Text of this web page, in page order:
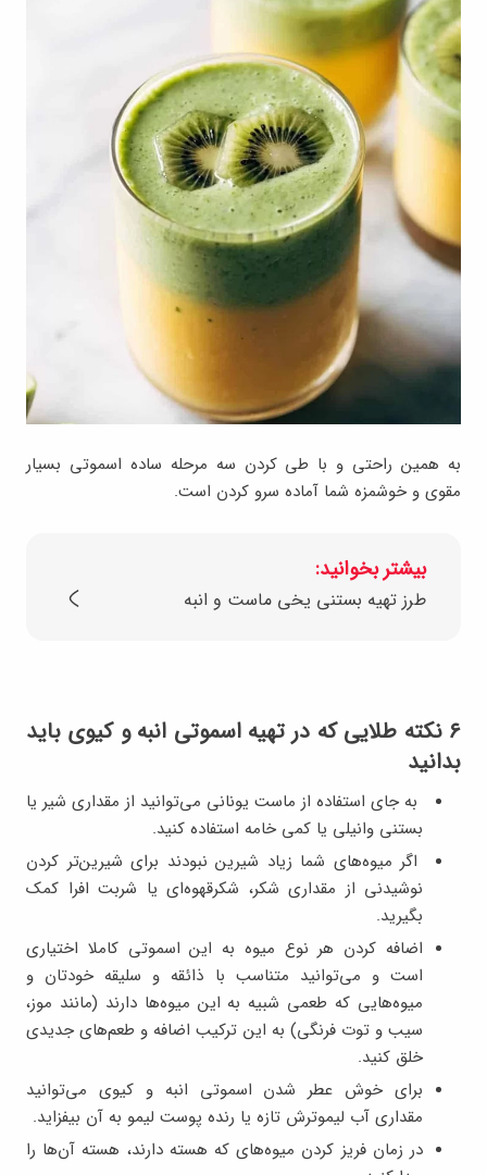
به همین راحتی و با طی کردن سه مرحله ساده اسموتی بسیار
مقوی و خوشمزه شما آماده سرو کردن است.
بیشتر بخوانید:
طرز تهیه بستنی یخی ماست و انبه
۶ نکته طلایی که در تهیه اسموتی انبه و کیوی باید
بدانید
به جای استفاده از ماست یونانی می‌توانید از مقداری شیر یا
بستنی وانیلی یا کمی خامه استفاده کنید.
اگر میوه‌های شما زیاد شیرین نبودند برای شیرین‌تر کردن
نوشیدنی از مقداری شکر، شکرقهوه‌ای یا شربت افرا کمک
بگیرید.
اضافه کردن هر نوع میوه به این اسموتی کاملا اختیاری
است و می‌توانید متناسب با ذائقه و سلیقه خودتان و
میوه‌هایی که طعمی شبیه به این میوه‌ها دارند (مانند موز،
سیب و توت فرنگی) به این ترکیب اضافه و طعم‌های جدیدی
خلق کنید.
برای خوش عطر شدن اسموتی انبه و کیوی می‌توانید
مقداری آب لیموترش تازه یا رنده پوست لیمو به آن بیفزاید.
در زمان فریز کردن میوه‌های که هسته دارند، هسته آن‌ها را